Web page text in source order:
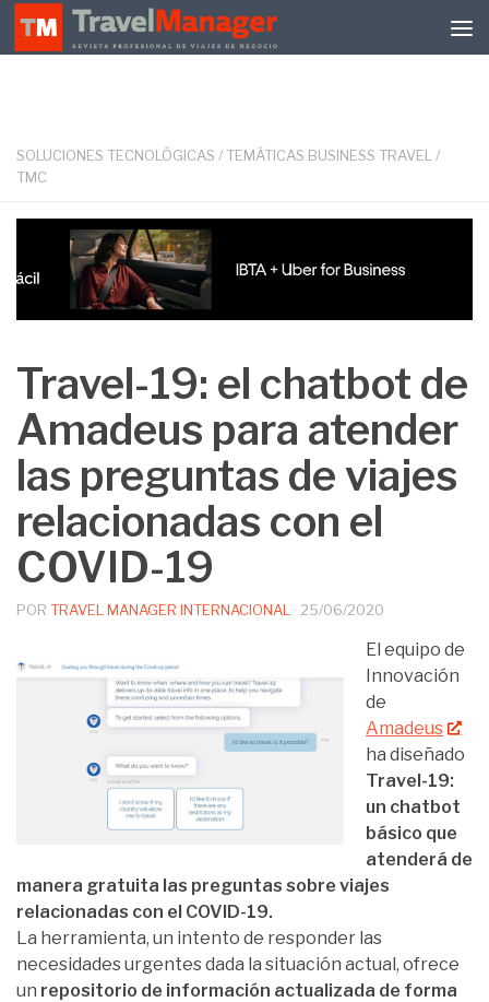
Debajo del contenido
SOLUCIONES TECNOLÓGICAS / TEMÁTICAS BUSINESS TRAVEL /
TMC
Travel-19: el chatbot de
Amadeus para atender
las preguntas de viajes
relacionadas con el
COVID-19
POR TRAVEL MANAGER INTERNACIONAL · 25/06/2020
El equipo de
Innovación
de
Amadeus
ha diseñado
Travel-19:
un chatbot
básico que
atenderá de
manera gratuita las preguntas sobre viajes
relacionadas con el COVID-19.
La herramienta, un intento de responder las
necesidades urgentes dada la situación actual, ofrece
un repositorio de información actualizada de forma